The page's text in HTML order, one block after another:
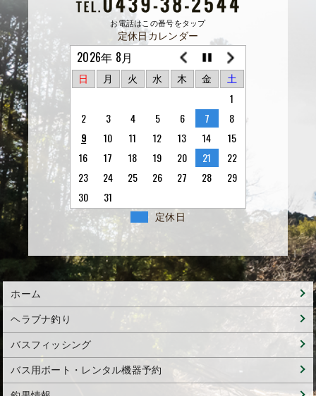
お電話はこの番号をタップ
定休日カレンダー
2026年 8月
日 月 火 水 木 金 土
1
2
3 4 5 6 7
8
9
10 11 12 13 14
15
16
17 18 19 20 21
22
23
24 25 26 27 28
29
30
31
定休日
ホーム
ヘラブナ釣り
バスフィッシング
バス用ボート・レンタル機器予約